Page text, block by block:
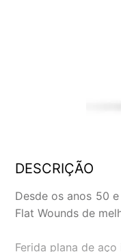
DESCRIÇÃO
Desde os anos 50
Flat Wounds de
Ferida plana de